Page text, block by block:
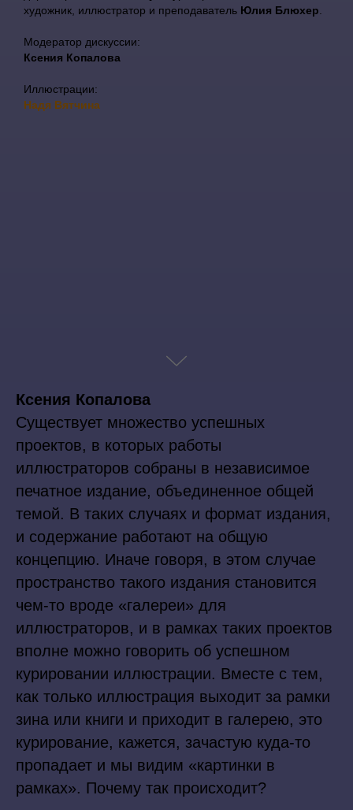
художник, иллюстратор и преподаватель Юлия Блюхер
Модератор дискуссии:
Ксения Копалова
Иллюстрации:
Надя Вятчина
Ксения Копалова
Существует множество успешных
проектов, в которых работы
иллюстраторов собраны в независимое
печатное издание, объединенное общей
темой. В таких случаях и формат издания,
и содержание работают на общую
концепцию. Иначе говоря, в этом случае
пространство такого издания становится
чем-то вроде «галереи» для
иллюстраторов, и в рамках таких проектов
вполне можно говорить об успешном
курировании иллюстрации. Вместе с тем,
как только иллюстрация выходит за рамки
зина или книги и приходит в галерею, это
курирование, кажется, зачастую куда-то
пропадает и мы видим «картинки в
рамках». Почему так происходит?